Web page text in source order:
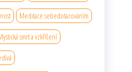
Meditace sebedotazováním
smrt a vzkříšení